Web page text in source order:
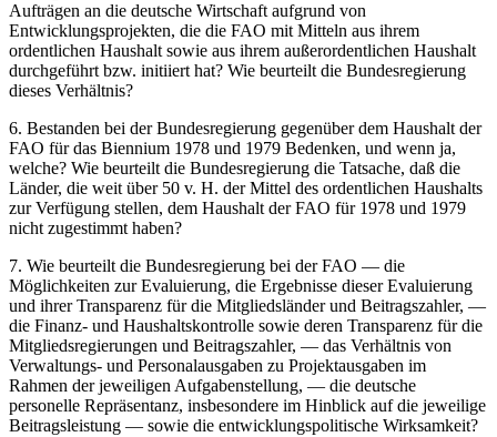
Aufträgen an die deutsche Wirtschaft aufgrund von
Entwicklungsprojekten, die die FAO mit Mitteln aus ihrem
ordentlichen Haushalt sowie aus ihrem außerordentlichen Haushalt
durchgeführt bzw. initiiert hat? Wie beurteilt die Bundesregierung
dieses Verhältnis?
6. Bestanden bei der Bundesregierung gegenüber dem Haushalt der
FAO für das Biennium 1978 und 1979 Bedenken, und wenn ja,
welche? Wie beurteilt die Bundesregierung die Tatsache, daß die
Länder, die weit über 50 v. H. der Mittel des ordentlichen Haushalts
zur Verfügung stellen, dem Haushalt der FAO für 1978 und 1979
nicht zugestimmt haben?
7. Wie beurteilt die Bundesregierung bei der FAO — die
Möglichkeiten zur Evaluierung, die Ergebnisse dieser Evaluierung
und ihrer Transparenz für die Mitgliedsländer und Beitragszahler, —
die Finanz- und Haushaltskontrolle sowie deren Transparenz für die
Mitgliedsregierungen und Beitragszahler, — das Verhältnis von
Verwaltungs- und Personalausgaben zu Projektausgaben im
Rahmen der jeweiligen Aufgabenstellung, — die deutsche
personelle Repräsentanz, insbesondere im Hinblick auf die jeweilige
Beitragsleistung — sowie die entwicklungspolitische Wirksamkeit?